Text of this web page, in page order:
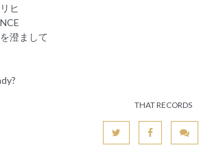
ヒ
澄まして
THAT RECORDS